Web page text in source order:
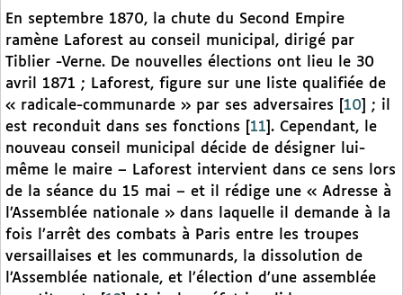
En septembre 1870, la chute du Second Empire
ramène Laforest au conseil municipal, dirigé par
Tiblier -Verne. De nouvelles élections ont lieu le 30
avril 1871 ; Laforest, figure sur une liste qualifiée de
« radicale-communarde » par ses adversaires
10
; il
est reconduit dans ses fonctions
11 . Cependant, le
nouveau conseil municipal décide de désigner lui-
même le maire – Laforest intervient dans ce sens lors
de la séance du 15 mai – et il rédige une « Adresse à
l’Assemblée nationale » dans laquelle il demande à la
fois l’arrêt des combats à Paris entre les troupes
versaillaises et les communards, la dissolution de
l’Assemblée nationale, et l’élection d’une assemblée